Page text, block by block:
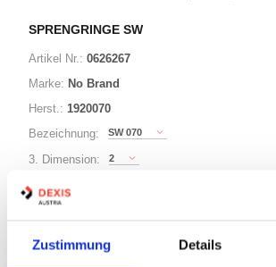
Zustimmung Details
SPRENGRINGE SW
Artikel Nr.: 0626267
Marke: No Brand
Herst.: 1920070
Bezeichnung:
SW 070
3. Dimension: 2
Ø:
63 Varianten